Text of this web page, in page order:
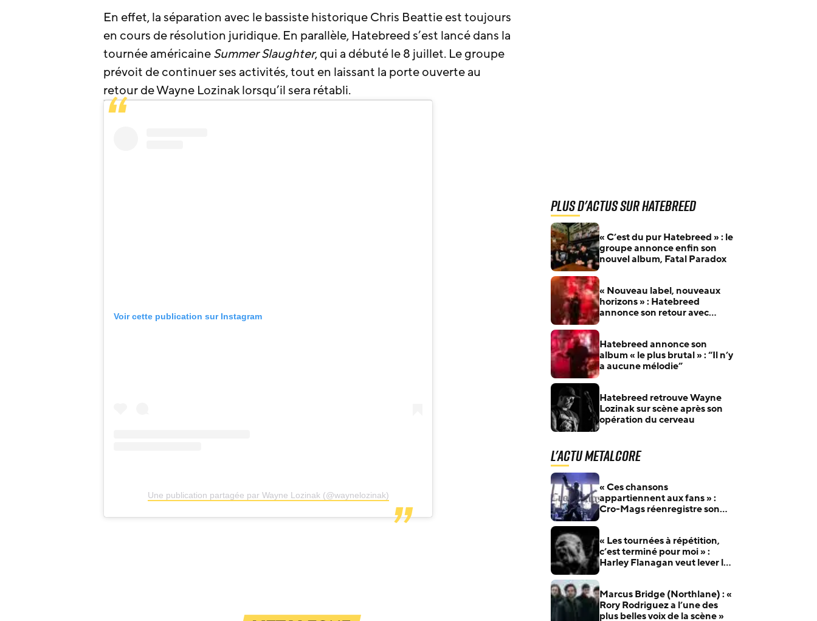
En effet, la séparation avec le bassiste historique Chris Beattie est toujours
en cours de résolution juridique. En parallèle, Hatebreed s’est lancé dans la
tournée américaineSummer Slaughter, qui a débuté le 8 juillet. Le groupe
prévoit de continuer ses activités, tout en laissant la porte ouverte au
retour de Wayne Lozinak lorsqu’il sera rétabli.
Voir cette publication sur Instagram
Une publication partagée par Wayne Lozinak (@waynelozinak)
Plus d'actus sur Hatebreed
« C’est du pur Hatebreed » : le
groupe annonce enfin son
nouvel album, Fatal Paradox
« Nouveau label, nouveaux
horizons » : Hatebreed
annonce son retour avec
Hatebreed annonce son
album « le plus brutal » : “Il n’y
a aucune mélodie”
Hatebreed retrouve Wayne
Lozinak sur scène après son
opération du cerveau
L'actu Metalcore
« Ces chansons
appartiennent aux fans » :
Cro-Mags réenregistre son
« Les tournées à répétition,
c’est terminé pour moi » :
Harley Flanagan veut lever le
Marcus Bridge (Northlane) : «
Rory Rodriguez a l’une des
plus belles voix de la scène »